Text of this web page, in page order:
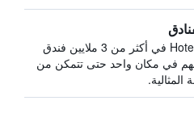
يبحث HotelsCombined في أكثر من 3 ملايين فندق
في مكان واحد حتى تتمكن من
المثالية.